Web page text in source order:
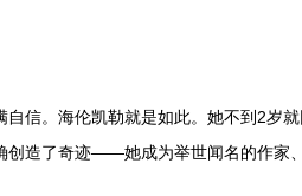
。海伦凯勒就是如此。她不到2岁就
创造了奇迹——她成为举世闻名的作家